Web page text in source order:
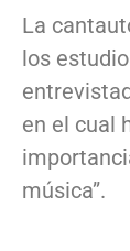
La
los
en el cual
música”.